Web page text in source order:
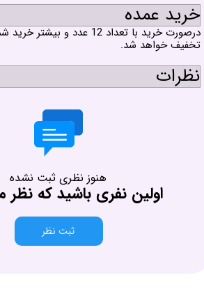
خرید عمده
تخفیف خواهد شد.
نظرات
هنوز نظری ثبت نشده
اولین نفری باشید که
ثبت نظر